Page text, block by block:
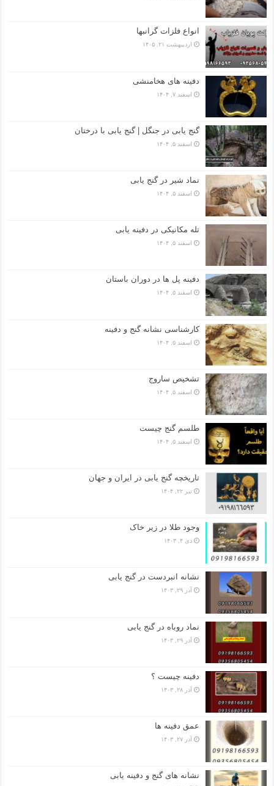
انواع فلزات گرانبها
اردیبهشت ۲۱, ۱۴۰۵
دفینه های هخامنشی
اسفند ۷, ۱۴۰۴
گنج یابی در جنگل | گنج یابی با درختان
اسفند ۵, ۱۴۰۴
نماد شیر در گنج یابی
اسفند ۵, ۱۴۰۴
تله مکانیکی در دفینه یابی
اسفند ۵, ۱۴۰۴
دفینه پل ها در دوران باستان
اسفند ۵, ۱۴۰۴
کارشناسی نشانه گنج و دفینه
اسفند ۵, ۱۴۰۴
تشخیص ساروج
اسفند ۵, ۱۴۰۴
طلسم گنج چیست
اسفند ۵, ۱۴۰۴
تاریخچه گنج‌ یابی در ایران و جهان
تیر ۲۲, ۱۴۰۴
وجود طلا در زیر خاک
دی ۴, ۱۴۰۳
نشانه انبردست در گنج یابی
آذر ۲۹, ۱۴۰۳
نماد روباه در گنج یابی
آذر ۲۹, ۱۴۰۳
دفینه چیست ؟
آذر ۲۸, ۱۴۰۳
عمق دفینه ها
آذر ۲۷, ۱۴۰۳
نشانه های گنج و دفینه یابی